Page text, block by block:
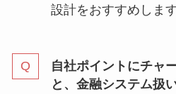
設計をおすすめします
自社ポイントにチャ
と、金融システム扱